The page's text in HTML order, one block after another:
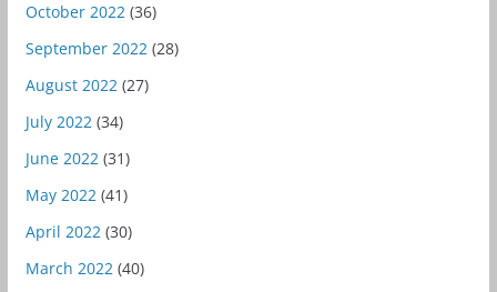
October 2022(36)
September 2022(28)
August 2022(27)
July 2022(34)
June 2022(31)
May 2022(41)
April 2022(30)
March 2022(40)